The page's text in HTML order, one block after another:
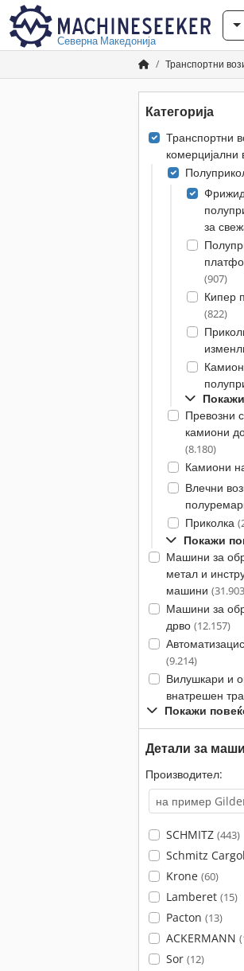
Северна Македонија
Транспортни
Категорија
Транспортни
комерцијални
за
(907)
Кипер
(822)
Превозни
камиони
(8.180)
Камиони
Влечни
Приколка
Покажи
Машини за
метал и
машини
Машини за
дрво (12.157)
(9.214)
Вилушкари и
внатрешен
Покажи
Детали за
Производител:
SCHMITZ (443)
Schmitz
Krone (60)
Lamberet (15)
Pacton (13)
ACKERMANN
Sor (12)